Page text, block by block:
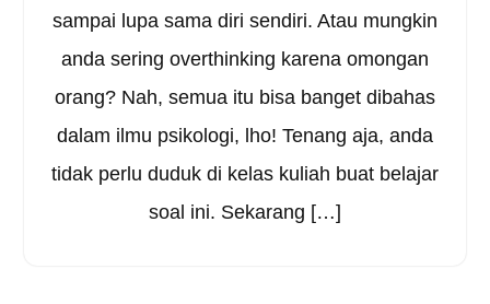
sampai lupa sama diri sendiri. Atau mungkin
anda sering overthinking karena omongan
orang? Nah, semua itu bisa banget dibahas
dalam ilmu psikologi, lho! Tenang aja, anda
tidak perlu duduk di kelas kuliah buat belajar
soal ini. Sekarang […]